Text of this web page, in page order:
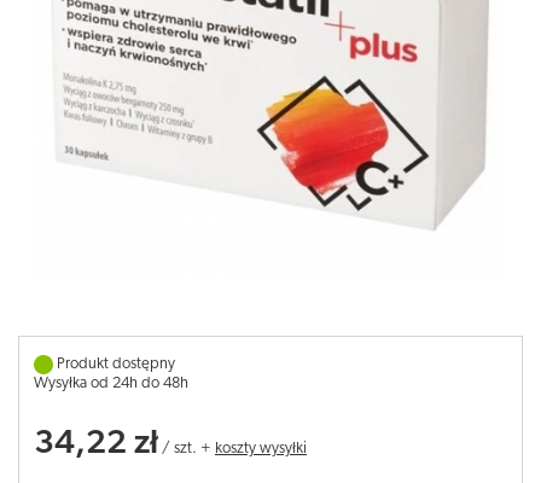
Produkt dostępny
Wysyłka od 24h do 48h
34,22 zł / szt. + koszty wysyłki